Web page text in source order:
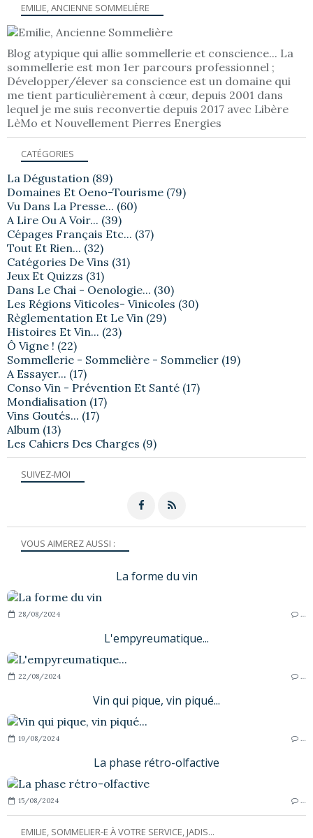
SUIVEZ-MOI
EMILIE, ANCIENNE SOMMELIÈRE
Blog atypique qui allie sommellerie et conscience... La
sommellerie est mon 1er parcours professionnel ;
Développer/élever sa conscience est un domaine qui
me tient particulièrement à cœur, depuis 2001 dans
lequel je me suis reconvertie depuis 2017 avec Libère
LèMo et Nouvellement Pierres Energies
VOUS AIMEREZ AUSSI :
La forme du vin
28/08/2024
L'empyreumatique...
22/08/2024
Vin qui pique, vin piqué...
19/08/2024
La phase rétro-olfactive
15/08/2024
CATÉGORIES
La Dégustation (89)
Domaines Et Oeno-Tourisme (79)
Vu Dans La Presse... (60)
A Lire Ou A Voir... (39)
Cépages Français Etc... (37)
Tout Et Rien... (32)
Catégories De Vins (31)
Jeux Et Quizzs (31)
Dans Le Chai - Oenologie... (30)
Les Régions Viticoles- Vinicoles (30)
Règlementation Et Le Vin (29)
Histoires Et Vin... (23)
Ô Vigne ! (22)
Sommellerie - Sommelière - Sommelier (19)
A Essayer... (17)
Conso Vin - Prévention Et Santé (17)
Mondialisation (17)
Vins Goutés... (17)
Album (13)
Les Cahiers Des Charges (9)
EMILIE, SOMMELIER-E À VOTRE SERVICE, JADIS...